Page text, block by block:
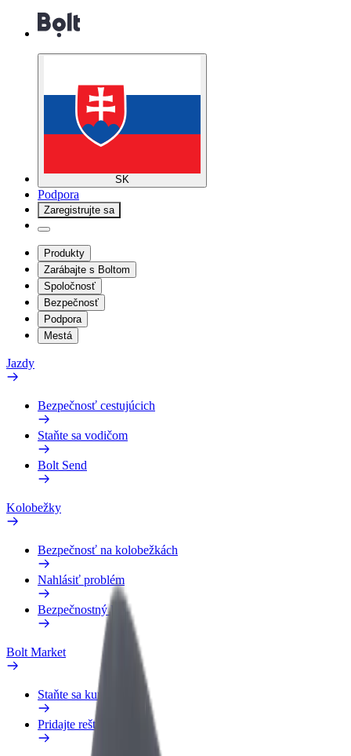
SK
Podpora
Zaregistrujte sa
Produkty
Zarábajte s Boltom
Spoločnosť
Bezpečnosť
Podpora
Mestá
Jazdy
Bezpečnosť cestujúcich
Staňte sa vodičom
Bolt Send
Kolobežky
Bezpečnosť na kolobežkách
Nahlásiť problém
Bezpečnostný lab
Bolt Market
Staňte sa kuriérom
Pridajte reštauráciu